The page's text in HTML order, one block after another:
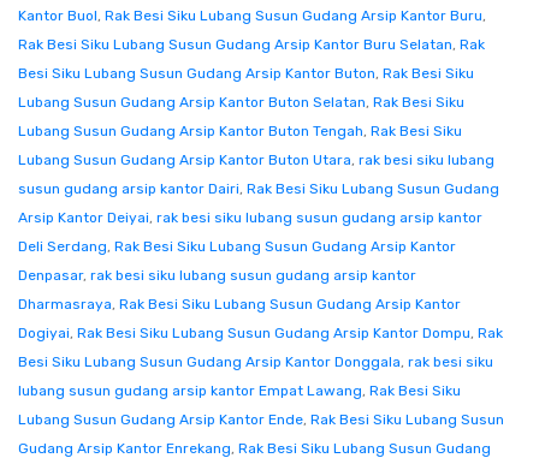
Kantor Buol, Rak Besi Siku Lubang Susun Gudang Arsip Kantor Buru,
Rak Besi Siku Lubang Susun Gudang Arsip Kantor Buru Selatan, Rak
Besi Siku Lubang Susun Gudang Arsip Kantor Buton, Rak Besi Siku
Lubang Susun Gudang Arsip Kantor Buton Selatan, Rak Besi Siku
Lubang Susun Gudang Arsip Kantor Buton Tengah, Rak Besi Siku
Lubang Susun Gudang Arsip Kantor Buton Utara, rak besi siku lubang
susun gudang arsip kantor Dairi, Rak Besi Siku Lubang Susun Gudang
Arsip Kantor Deiyai, rak besi siku lubang susun gudang arsip kantor
Deli Serdang, Rak Besi Siku Lubang Susun Gudang Arsip Kantor
Denpasar, rak besi siku lubang susun gudang arsip kantor
Dharmasraya, Rak Besi Siku Lubang Susun Gudang Arsip Kantor
Dogiyai, Rak Besi Siku Lubang Susun Gudang Arsip Kantor Dompu, Rak
Besi Siku Lubang Susun Gudang Arsip Kantor Donggala, rak besi siku
lubang susun gudang arsip kantor Empat Lawang, Rak Besi Siku
Lubang Susun Gudang Arsip Kantor Ende, Rak Besi Siku Lubang Susun
Gudang Arsip Kantor Enrekang, Rak Besi Siku Lubang Susun Gudang